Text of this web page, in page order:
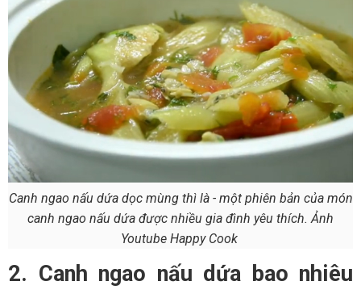
Canh ngao nấu dứa dọc mùng thì là - một phiên bản của món
canh ngao nấu dứa được nhiều gia đình yêu thích. Ảnh
Youtube Happy Cook
2. Canh ngao nấu dứa bao nhiêu